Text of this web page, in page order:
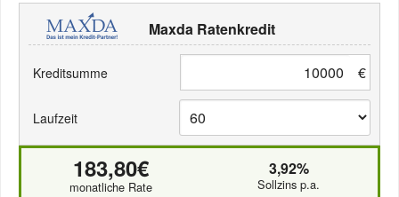
Maxda Ratenkredit
Kreditsumme €
Laufzeit
183,80€
monatliche Rate
3,92%
Sollzins p.a.